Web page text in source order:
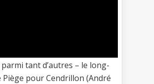
tant d’autres – le long-
Piège pour Cendrillon (André